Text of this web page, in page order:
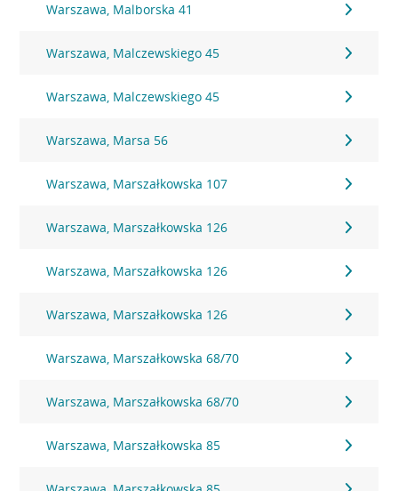
Warszawa, Malborska 41
Warszawa, Malczewskiego 45
Warszawa, Malczewskiego 45
Warszawa, Marsa 56
Warszawa, Marszałkowska 107
Warszawa, Marszałkowska 126
Warszawa, Marszałkowska 126
Warszawa, Marszałkowska 126
Warszawa, Marszałkowska 68/70
Warszawa, Marszałkowska 68/70
Warszawa, Marszałkowska 85